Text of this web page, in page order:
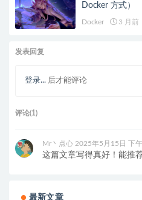
Docker 方式）
Docker 3 月前
发表回复
登录... 后才能评论
评论(1)
Mr丶点心 2025年5月15日 下
这篇文章写得真好！能推
最新文章